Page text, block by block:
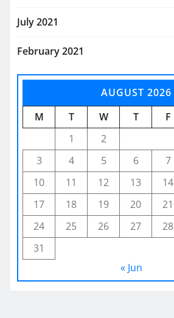
July 2021
February 2021
AUGUST 2026
M
T W T F
1
2
3
4 5 6 7
10
11 12 13 14
17
18 19 20 21
24
25 26 27 28
31
« Jun